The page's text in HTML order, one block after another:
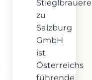
zu
Salzburg
GmbH
ist
Österreichs
führende